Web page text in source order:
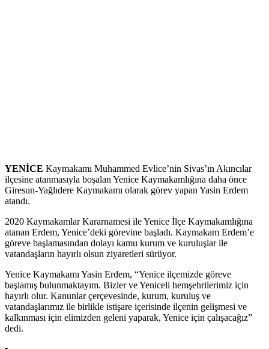
YENİCE Kaymakamı Muhammed Evlice’nin Sivas’ın Akıncılar
ilçesine atanmasıyla boşalan Yenice Kaymakamlığına daha önce
Giresun-Yağlıdere Kaymakamı olarak görev yapan Yasin Erdem
atandı.
2020 Kaymakamlar Kararnamesi ile Yenice İlçe Kaymakamlığına
atanan Erdem, Yenice’deki görevine başladı. Kaymakam Erdem’e
göreve başlamasından dolayı kamu kurum ve kuruluşlar ile
vatandaşların hayırlı olsun ziyaretleri sürüyor.
Yenice Kaymakamı Yasin Erdem, “Yenice ilçemizde göreve
başlamış bulunmaktayım. Bizler ve Yeniceli hemşehrilerimiz için
hayırlı olur. Kanunlar çerçevesinde, kurum, kuruluş ve
vatandaşlarımız ile birlikle istişare içerisinde ilçenin gelişmesi ve
kalkınması için elimizden geleni yaparak, Yenice için çalışacağız”
dedi.